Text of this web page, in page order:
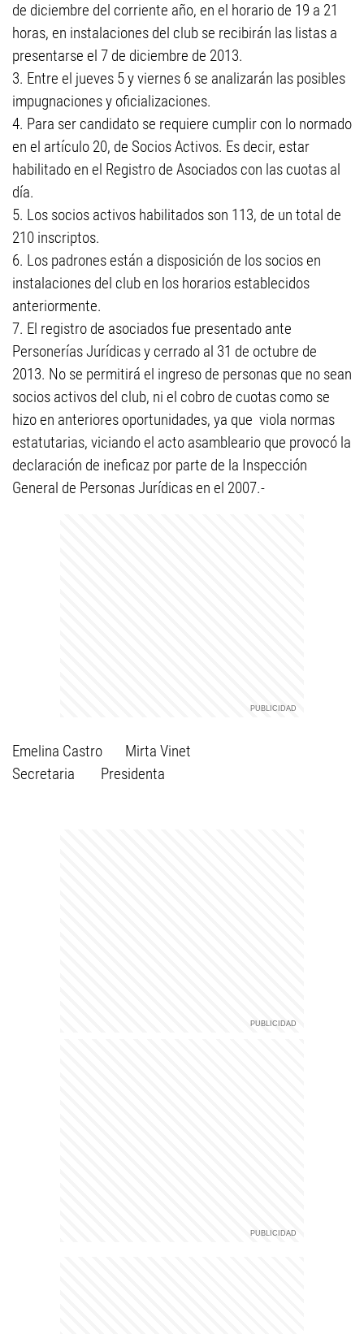
de diciembre del corriente año, en el horario de 19 a 21
horas, en instalaciones del club se recibirán las listas a
presentarse el 7 de diciembre de 2013.
3. Entre el jueves 5 y viernes 6 se analizarán las posibles
impugnaciones y oficializaciones.
4. Para ser candidato se requiere cumplir con lo normado
en el artículo 20, de Socios Activos. Es decir, estar
habilitado en el Registro de Asociados con las cuotas al
día.
5. Los socios activos habilitados son 113, de un total de
210 inscriptos.
6. Los padrones están a disposición de los socios en
instalaciones del club en los horarios establecidos
anteriormente.
7. El registro de asociados fue presentado ante
Personerías Jurídicas y cerrado al 31 de octubre de
2013. No se permitirá el ingreso de personas que no sean
socios activos del club, ni el cobro de cuotas como se
hizo en anteriores oportunidades, ya que viola normas
estatutarias, viciando el acto asambleario que provocó la
declaración de ineficaz por parte de la Inspección
General de Personas Jurídicas en el 2007.-
Emelina Castro Mirta Vinet
Secretaria Presidenta